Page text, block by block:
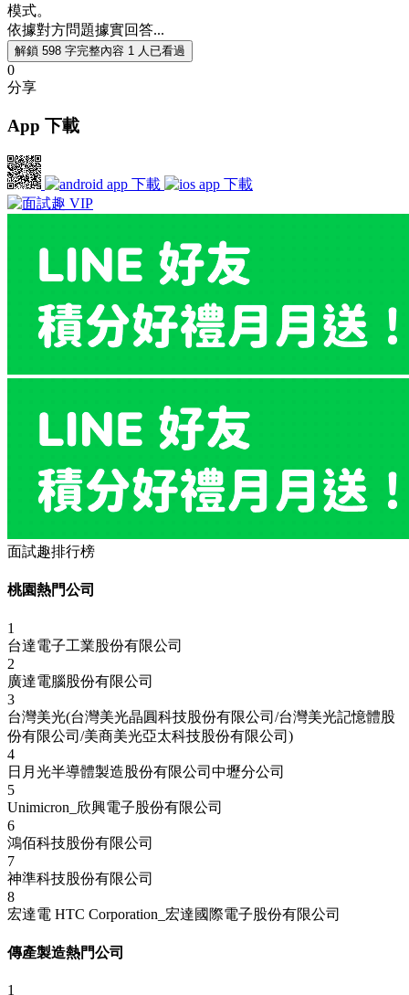
模式。
依據對方問題據實回答...
解鎖 598 字完整內容 1 人已看過
0
分享
App 下載
面試趣排行榜
桃園熱門公司
1
台達電子工業股份有限公司
2
廣達電腦股份有限公司
3
台灣美光(台灣美光晶圓科技股份有限公司/台灣美光記憶體股
份有限公司/美商美光亞太科技股份有限公司)
4
日月光半導體製造股份有限公司中壢分公司
5
Unimicron_欣興電子股份有限公司
6
鴻佰科技股份有限公司
7
神準科技股份有限公司
8
宏達電 HTC Corporation_宏達國際電子股份有限公司
傳產製造熱門公司
1